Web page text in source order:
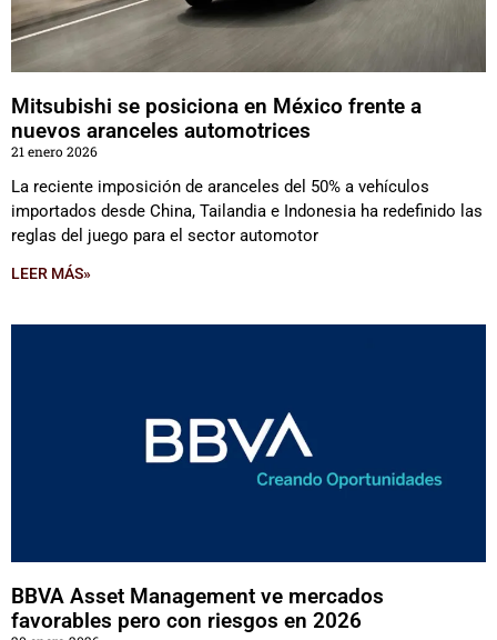
Mitsubishi se posiciona en México frente a
nuevos aranceles automotrices
21 enero 2026
La reciente imposición de aranceles del 50% a vehículos
importados desde China, Tailandia e Indonesia ha redefinido las
reglas del juego para el sector automotor
LEER MÁS»
BBVA Asset Management ve mercados
favorables pero con riesgos en 2026